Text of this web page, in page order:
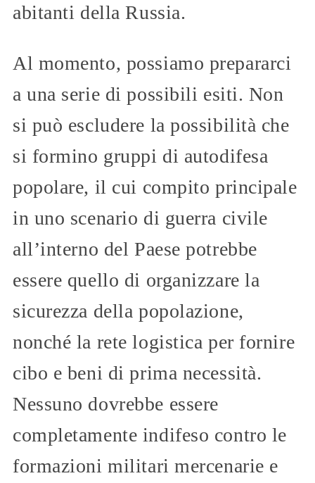
abitanti della Russia.
Al momento, possiamo prepararci
a una serie di possibili esiti. Non
si può escludere la possibilità che
si formino gruppi di autodifesa
popolare, il cui compito principale
in uno scenario di guerra civile
all’interno del Paese potrebbe
essere quello di organizzare la
sicurezza della popolazione,
nonché la rete logistica per fornire
cibo e beni di prima necessità.
Nessuno dovrebbe essere
completamente indifeso contro le
formazioni militari mercenarie e